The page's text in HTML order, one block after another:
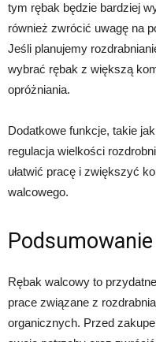
tym rębak będzie bardziej
również zwrócić uwagę na
Jeśli planujemy
wybrać rębak z większą
opróżniania.
Dodatkowe funkcje, takie
regulacja wielkości
ułatwić pracę i zwiększyć
walcowego.
Podsumowanie
Rębak walcowy to
prace związane z
organicznych. Przed